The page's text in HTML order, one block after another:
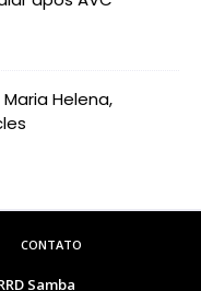
Helena,
CONTATO
Samba